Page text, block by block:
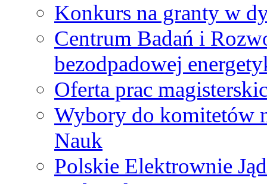
Konkurs na granty w
Centrum Badań i
bezodpadowej
Oferta prac
Wybory do komitetów
Nauk
Polskie Elektrownie